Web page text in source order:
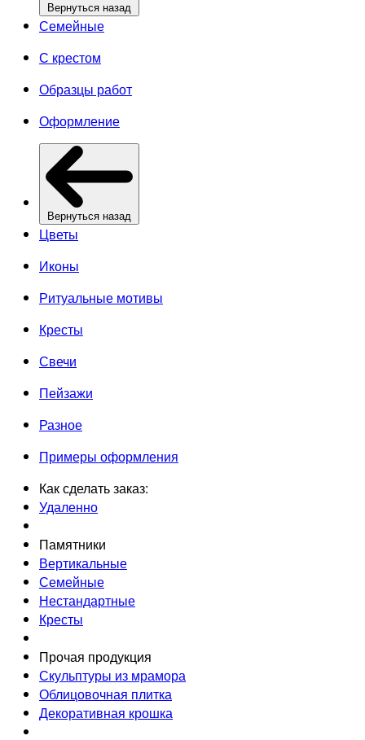
Вернуться назад
Семейные
С крестом
Образцы работ
Оформление
Вернуться назад
Цветы
Иконы
Ритуальные мотивы
Кресты
Свечи
Пейзажи
Разное
Примеры оформления
Как сделать заказ:
Удаленно
Памятники
Вертикальные
Семейные
Нестандартные
Кресты
Прочая продукция
Скульптуры из мрамора
Облицовочная плитка
Декоративная крошка